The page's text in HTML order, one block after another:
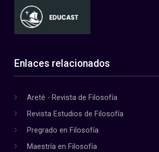
Enlaces relacionados
Areté - Revista de Filosofía
Revista Estudios de Filosofía
Pregrado en Filosofía
Maestría en Filosofía